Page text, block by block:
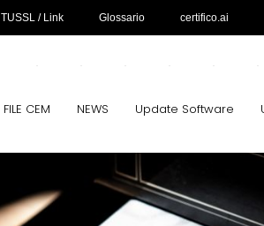
TUSSL / Link Glossario certifico.ai
FILE CEM NEWS Update Software